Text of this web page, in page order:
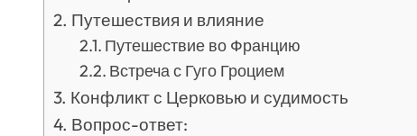
Путешествия и влияние
Путешествие во Францию
Встреча с Гуго Гроцием
Конфликт с Церковью и судимость
Вопрос-ответ: